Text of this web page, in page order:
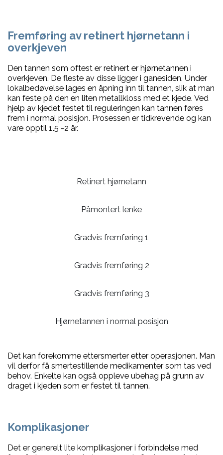
Fremføring av retinert hjørnetann i
overkjeven
Den tannen som oftest er retinert er hjørnetannen i
overkjeven. De fleste av disse ligger i ganesiden. Under
lokalbedøvelse lages en åpning inn til tannen, slik at man
kan feste på den en liten metallkloss med et kjede. Ved
hjelp av kjedet festet til reguleringen kan tannen føres
frem i normal posisjon. Prosessen er tidkrevende og kan
vare opptil 1.5 -2 år.
Retinert hjørnetann
Påmontert lenke
Gradvis fremføring 1
Gradvis fremføring 2
Gradvis fremføring 3
Hjørnetannen i normal posisjon
Det kan forekomme ettersmerter etter operasjonen. Man
vil derfor få smertestillende medikamenter som tas ved
behov. Enkelte kan også oppleve ubehag på grunn av
draget i kjeden som er festet til tannen.
Komplikasjoner
Det er generelt lite komplikasjoner i forbindelse med